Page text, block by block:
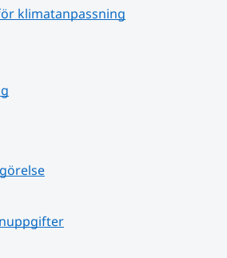
klimatanpassning